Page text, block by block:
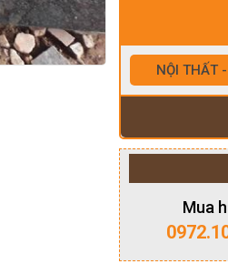
NỘI THẤT
Mua